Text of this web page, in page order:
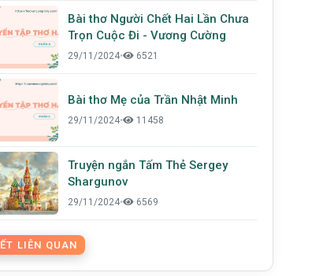
Bài thơ Người Chết Hai Lần Chưa
Trọn Cuộc Đi - Vương Cường
29/11/2024• 6521
Bài thơ Mẹ của Trần Nhật Minh
29/11/2024• 11458
Truyện ngắn Tấm Thẻ Sergey
Shargunov
29/11/2024• 6569
LIÊN QUAN